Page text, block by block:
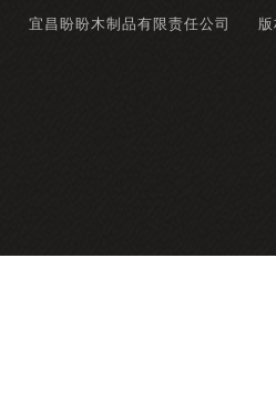
宜昌盼盼木制品有限责任公司